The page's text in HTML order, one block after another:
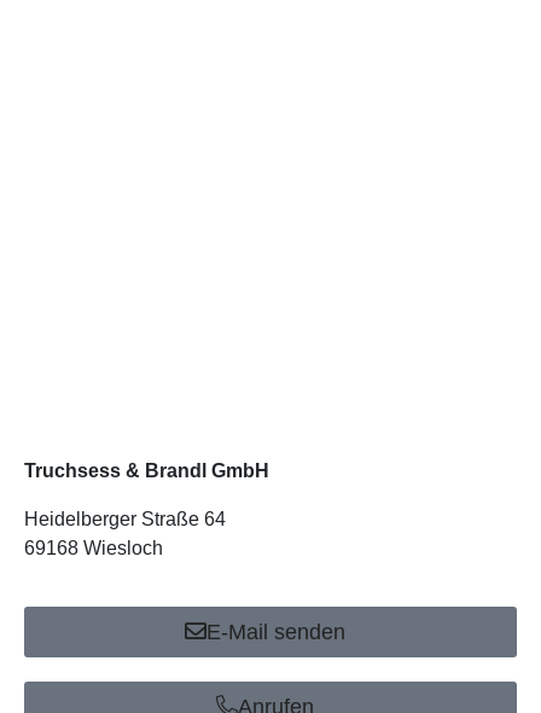
Truchsess & Brandl GmbH
Heidelberger Straße 64
69168 Wiesloch
E-Mail senden
Anrufen